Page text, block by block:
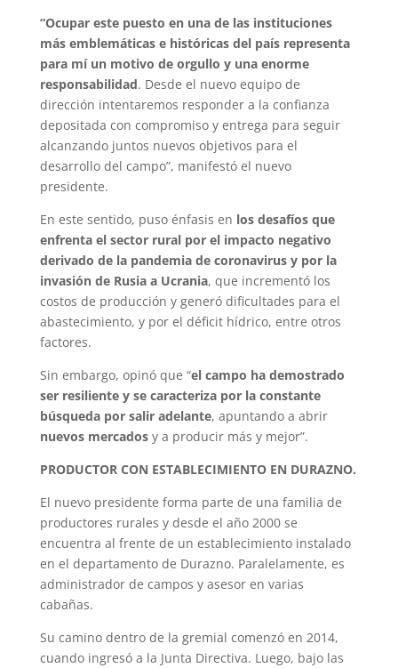
“Ocupar este puesto en una de las instituciones
más emblemáticas e históricas del país representa
para mí un motivo de orgullo y una enorme
responsabilidad. Desde el nuevo equipo de
dirección intentaremos responder a la confianza
depositada con compromiso y entrega para seguir
alcanzando juntos nuevos objetivos para el
desarrollo del campo”, manifestó el nuevo
presidente.
En este sentido, puso énfasis en los desafíos que
enfrenta el sector rural por el impacto negativo
derivado de la pandemia de coronavirus y por la
invasión de Rusia a Ucrania, que incrementó los
costos de producción y generó dificultades para el
abastecimiento, y por el déficit hídrico, entre otros
factores.
Sin embargo, opinó que “el campo ha demostrado
ser resiliente y se caracteriza por la constante
búsqueda por salir adelante, apuntando a abrir
nuevos mercadosy a producir más y mejor”.
PRODUCTOR CON ESTABLECIMIENTO EN DURAZNO.
El nuevo presidente forma parte de una familia de
productores rurales y desde el año 2000 se
encuentra al frente de un establecimiento instalado
en el departamento de Durazno. Paralelamente, es
administrador de campos y asesor en varias
cabañas.
Su camino dentro de la gremial comenzó en 2014,
cuando ingresó a la Junta Directiva. Luego, bajo las